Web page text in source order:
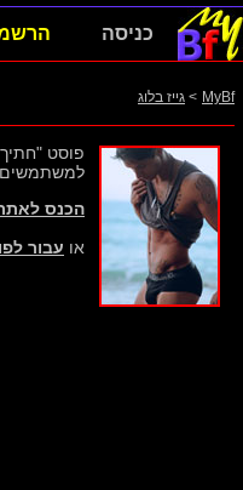
כניסה
MyBf
> גייז בלוג
למשתמשים
הכנס
או עבור